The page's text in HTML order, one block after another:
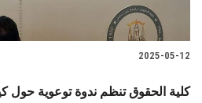
2025-05-12
كلية الحقوق تنظم ندوة توعوية حول